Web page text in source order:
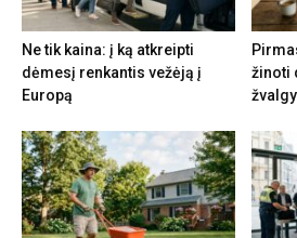
Ne tik kaina: į ką atkreipti
dėmesį renkantis vežėją į
Europą
žinoti